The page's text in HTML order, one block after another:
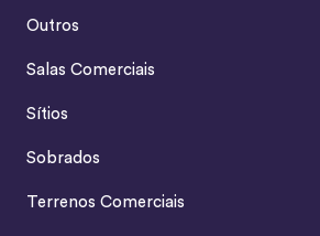
Outros
Salas Comerciais
Sítios
Sobrados
Terrenos Comerciais